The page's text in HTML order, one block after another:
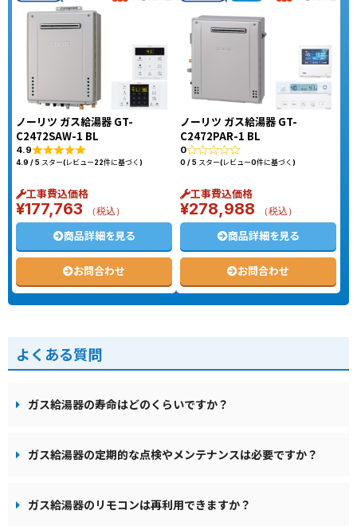
ノーリツ ガス給湯器 GT-
C2472SAW-1 BL
4.9
4.9 / 5 スター(レビュー22件に基づく)
工事費込価格
¥177,763 （税込）
商品詳細を見る
お問合わせ
ノーリツ ガス給湯器 GT-
C2472PAR-1 BL
0
0 / 5 スター(レビュー0件に基づく)
工事費込価格
¥278,988 （税込）
商品詳細を見る
お問合わせ
よくある質問
ガス給湯器の寿命はどのくらいですか？
ガス給湯器の定期的な点検やメンテナンスは必要ですか？
ガス給湯器のリモコンは再利用できますか？